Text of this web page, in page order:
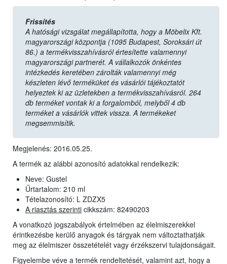
Frissítés
A hatósági vizsgálat megállapította, hogy a Möbelix Kft.
magyarországi központja (1095 Budapest, Soroksári út
86.) a termékvisszahívásról értesítette valamennyi
magyarországi partnerét. A vállalkozók önkéntes
intézkedés keretében zárolták valamennyi még
készleten lévő terméküket és vásárlói tájékoztatót
helyeztek ki az üzletekben a termékvisszahívásról. 264
db terméket vontak ki a forgalomból, melyből 4 db
terméket a vásárlók vittek vissza. A termékeket
megsemmisítik.
Megjelenés: 2016.05.25.
A termék az alábbi azonosító adatokkal rendelkezik:
Neve: Gustel
Űrtartalom: 210 ml
Tételazonosító: L ZDZX5
A riasztás szerinti cikkszám: 82490203
A vonatkozó jogszabályok értelmében az élelmiszerekkel
érintkezésbe kerülő anyagok és tárgyak nem változtathatják
meg az élelmiszer összetételét vagy érzékszervi tulajdonságait.
Figyelembe véve a termék rendeltetését, valamint azt, hogy a